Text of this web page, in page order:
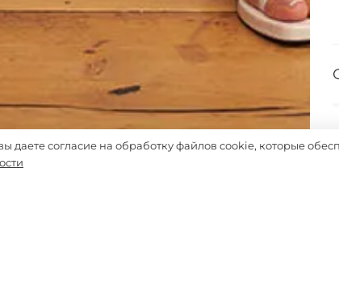
даете согласие на обработку файлов cookie, которые